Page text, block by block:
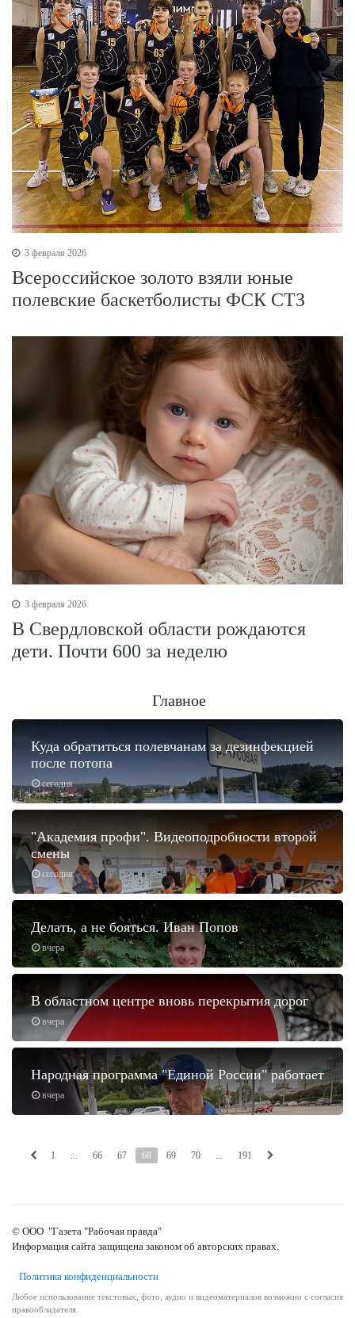
3 февраля 2026
Всероссийское золото взяли юные
полевские баскетболисты ФСК СТЗ
3 февраля 2026
В Свердловской области рождаются
дети. Почти 600 за неделю
Главное
сегодня
Куда обратиться полевчанам за дезинфекцией
после потопа
сегодня
"Академия профи". Видеоподробности второй
смены
вчера
Делать, а не бояться. Иван Попов
вчера
В областном центре вновь перекрытия дорог
вчера
Народная программа "Единой России" работает
1 ... 66 67 68 69 70 ... 191
© ООО "Газета "Рабочая правда"
Информация сайта защищена законом об авторских правах.
Политика конфиденциальности
Любое использование текстовых, фото, аудио и видеоматериалов возможно с согласия
правообладателя.